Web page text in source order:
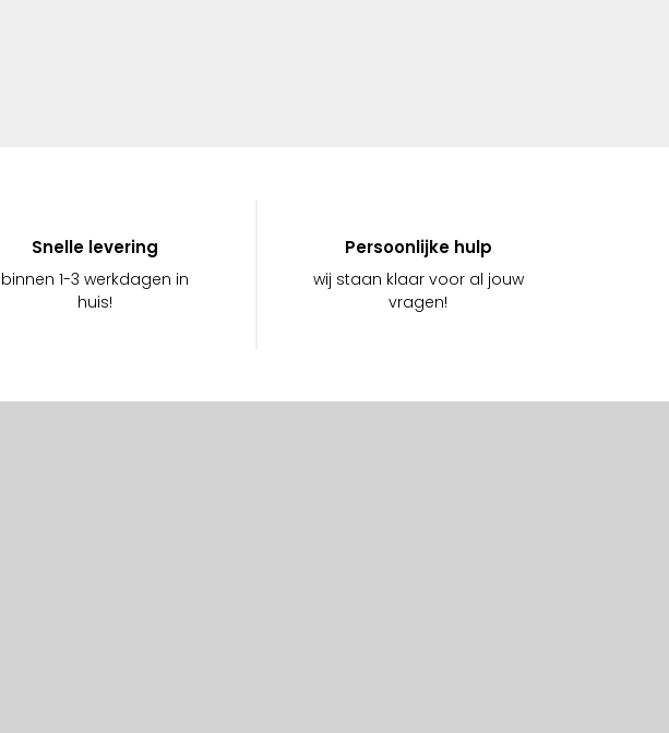
Snelle levering
binnen 1-3 werkdagen in
huis!
Persoonlijke hulp
wij staan klaar voor al jouw
vragen!